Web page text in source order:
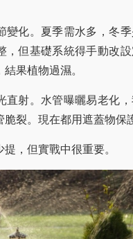
變化。夏季需水多，冬
，但基礎系統得手動改
果植物過濕。
直射。水管曝曬易老化
裂。現在都用遮蓋物保
，但實戰中很重要。